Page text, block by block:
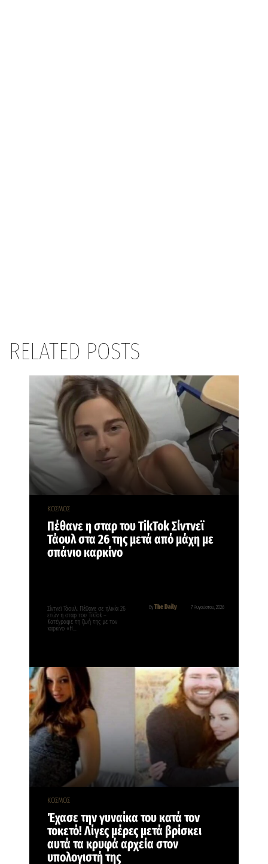
RELATED POSTS
ΚΟΣΜΟΣ
Πέθανε η σταρ του TikTok Σίντνεϊ
Τάουλ στα 26 της μετά από μάχη με
σπάνιο καρκίνο
By The Daily 7 Αυγούστου, 2026
Σίντνεϊ Τάουλ: Πέθανε σε ηλικία 26
ετών η σταρ του TikTok –
Kατέγραφε τη ζωή της με τον
καρκίνο «Η…
ΚΟΣΜΟΣ
Έχασε την γυναίκα του κατά τον
τοκετό! Λίγες μέρες μετά βρίσκει
αυτά τα κρυφά αρχεία στον
υπολογιστή της